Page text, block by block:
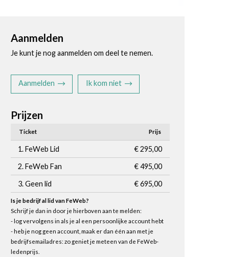
Aanmelden
Je kunt je nog aanmelden om deel te nemen.
Aanmelden Ik kom niet
Prijzen
Ticket Prijs
1. FeWeb Lid
€ 295,00
2. FeWeb Fan
€ 495,00
3. Geen lid
€ 695,00
Is je bedrijf al lid van FeWeb?
Schrijf je dan in door je hierboven aan te melden:
- log vervolgens in als je al een persoonlijke account hebt
- heb je nog geen account, maak er dan één aan met je
bedrijfsemailadres: zo geniet je meteen van de FeWeb-
ledenprijs.